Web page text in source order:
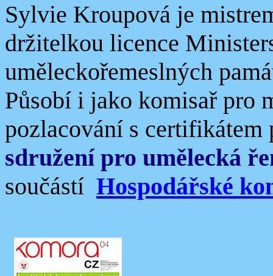
Sylvie Kroupová je
držitelkou licence
uměleckořemeslných
Působí i jako komisař pro
pozlacování s
sdružení pro umělecká
součástí Hospodářské